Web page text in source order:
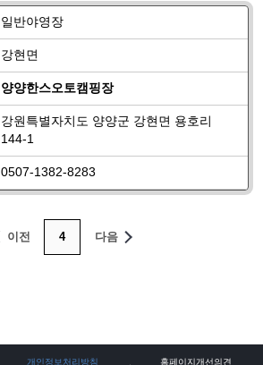
일반야영장
강현면
양양한스오토캠핑장
강원특별자치도 양양군 강현면 용호리
144-1
0507-1382-8283
이전 4 다음
개인정보처리방침 홈페이지개선의견